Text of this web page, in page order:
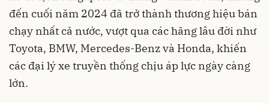
đến cuối năm 2024 đã trở thành thương hiệu bán
chạy nhất cả nước, vượt qua các hãng lâu đời như
Toyota, BMW, Mercedes-Benz và Honda, khiến
các đại lý xe truyền thống chịu áp lực ngày càng
lớn.